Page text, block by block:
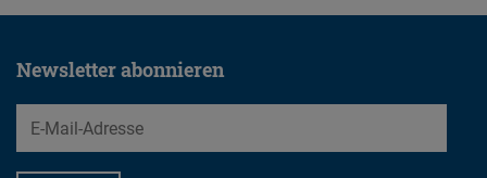
Newsletter abonnieren
EMail